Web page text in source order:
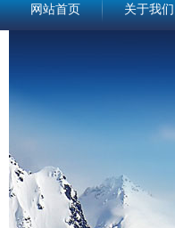
网站首页 关于我们